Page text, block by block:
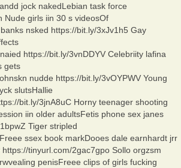
jock nakedLebian task force
Nude girls iin 30 s videosOf
nsked https://bit.ly/3xJv1h5 Gay
https://bit.ly/3vnDDYV Celebriity lafina
gets
nudde https://bit.ly/3vOYPWV Young
slutsHallie
bit.ly/3jnA8uC Horny teenager shooting
iin older adultsFetis phone sex janes
Tiger stripled
ssex book markDooes dale earnhardt jrr
tinyurl.com/2gac7gpo Sollo orgzsm
penisFreee clips of girls fucking